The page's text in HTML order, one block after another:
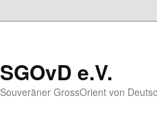
SGOvD e.V.
Souveräner GrossOrient von